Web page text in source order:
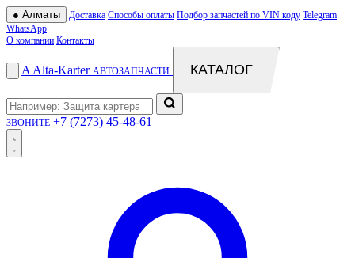
● Алматы Доставка Способы оплаты Подбор запчастей по VIN коду Telegram
WhatsApp
О компании Контакты
A Alta-Karter АВТОЗАПЧАСТИ КАТАЛОГ
ЗВОНИТЕ +7 (7273) 45-48-61